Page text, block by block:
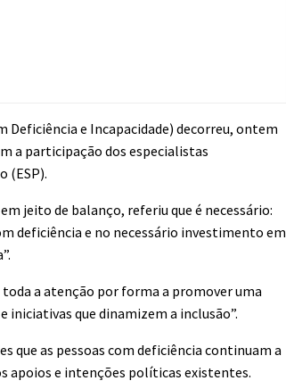
Deficiência e Incapacidade) decorreu, ontem
a participação dos especialistas
(ESP).
jeito de balanço, referiu que é necessário:
deficiência e no necessário investimento em
toda a atenção por forma a promover uma
que dinamizem a inclusão”.
que as pessoas com deficiência continuam a
apoios e intenções políticas existentes.